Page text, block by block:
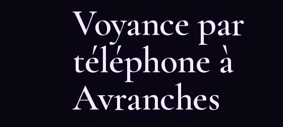
Voyance par
téléphone à
Avranches